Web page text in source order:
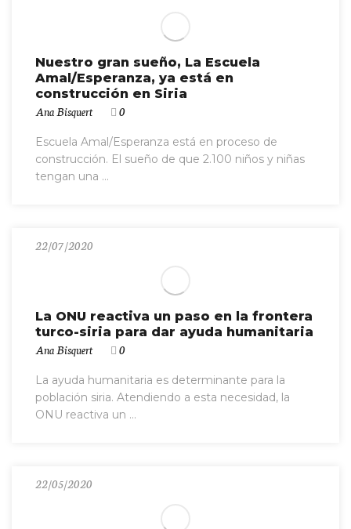
Nuestro gran sueño, La Escuela
Amal/Esperanza, ya está en
construcción en Siria
Ana Bisquert 0
Escuela Amal/Esperanza está en proceso de
construcción. El sueño de que 2.100 niños y niñas
tengan una ...
22/07/2020
La ONU reactiva un paso en la frontera
turco-siria para dar ayuda humanitaria
Ana Bisquert 0
La ayuda humanitaria es determinante para la
población siria. Atendiendo a esta necesidad, la
ONU reactiva un ...
22/05/2020